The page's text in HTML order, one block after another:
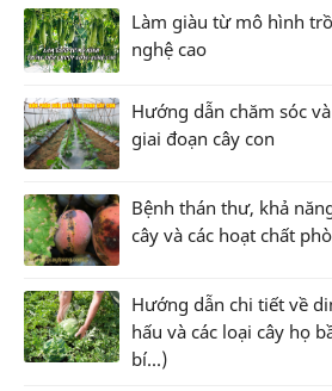
Làm giàu từ mô hình
nghệ cao
Hướng dẫn chăm sóc
giai đoạn cây con
Bệnh thán thư, khả
cây và các hoạt chất
Hướng dẫn chi tiết về
hấu và các loại cây họ
bí...)